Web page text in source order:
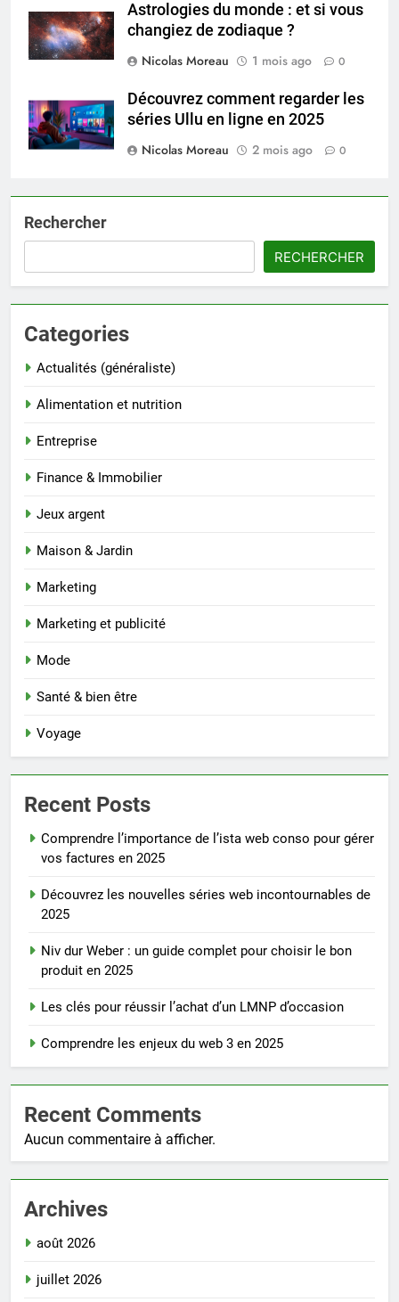
Astrologies du monde : et si vous
changiez de zodiaque ?
Nicolas Moreau
1 mois ago 0
Découvrez comment regarder les
séries Ullu en ligne en 2025
Nicolas Moreau
2 mois ago 0
Rechercher
RECHERCHER
Categories
Actualités (généraliste)
Alimentation et nutrition
Entreprise
Finance & Immobilier
Jeux argent
Maison & Jardin
Marketing
Marketing et publicité
Mode
Santé & bien être
Voyage
Recent Posts
Comprendre l’importance de l’ista web conso pour gérer
vos factures en 2025
Découvrez les nouvelles séries web incontournables de
2025
Niv dur Weber : un guide complet pour choisir le bon
produit en 2025
Les clés pour réussir l’achat d’un LMNP d’occasion
Comprendre les enjeux du web 3 en 2025
Recent Comments
Aucun commentaire à afficher.
Archives
août 2026
juillet 2026